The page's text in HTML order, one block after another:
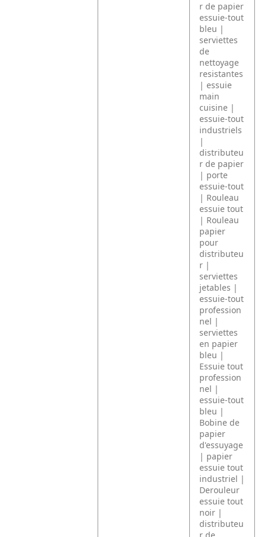
r de papier
essuie-tout
bleu |
serviettes
de
nettoyage
resistantes
| essuie
main
cuisine |
essuie-tout
industriels
|
distributeu
r de papier
| porte
essuie-tout
| Rouleau
essuie tout
| Rouleau
papier
pour
distributeu
r |
serviettes
jetables |
essuie-tout
profession
nel |
serviettes
en papier
bleu |
Essuie tout
profession
nel |
essuie-tout
bleu |
Bobine de
papier
d'essuyage
| papier
essuie tout
industriel |
Derouleur
essuie tout
noir |
distributeu